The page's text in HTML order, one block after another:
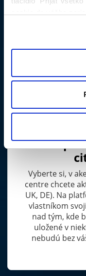
Využite
pre ľahké
Vyberte si, v
centre chcete
UK, DE). Na
vlastníkom
nad tým, kde
uložené v
nebudú bez